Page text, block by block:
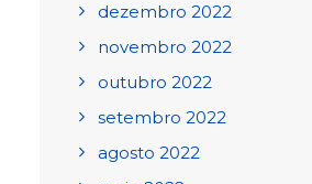
dezembro 2022
novembro 2022
outubro 2022
setembro 2022
agosto 2022